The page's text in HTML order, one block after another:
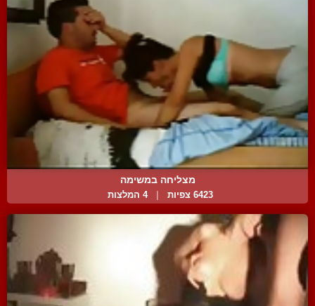
מצליחה במשימה
6423 צפיות 4 המלצות